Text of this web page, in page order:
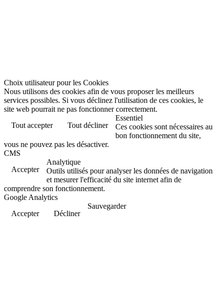
Choix utilisateur pour les Cookies
Nous utilisons des cookies afin de vous proposer les meilleurs
services possibles. Si vous déclinez l'utilisation de ces cookies, le
site web pourrait ne pas fonctionner correctement.
Tout accepter
Tout décliner
Essentiel
Ces cookies sont nécessaires au
bon fonctionnement du site,
vous ne pouvez pas les désactiver.
CMS
Accepter
Analytique
Outils utilisés pour analyser les données de navigation
et mesurer l'efficacité du site internet afin de
comprendre son fonctionnement.
Google Analytics
Accepter
Décliner
Sauvegarder